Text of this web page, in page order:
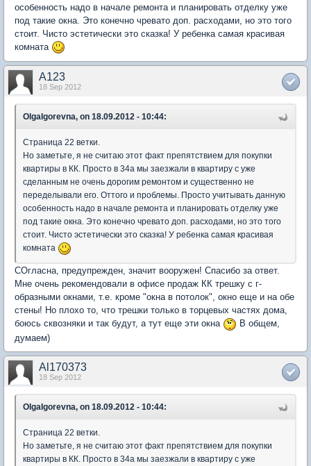
особенность надо в начале ремонта и планировать отделку уже
под такие окна. Это конечно чревато доп. расходами, но это того
стоит. Чисто эстетически это сказка! У ребенка самая красивая
комната
A123
18 Sep 2012
OlgaIgorevna, on 18.09.2012 - 10:44:
Страница 22 ветки.
Но заметьте, я не считаю этот факт препятствием для покупки
квартиры в КК. Просто в 34а мы заезжали в квартиру с уже
сделанным не очень дорогим ремонтом и существенно не
переделывали его. Оттого и проблемы. Просто учитывать данную
особенность надо в начале ремонта и планировать отделку уже
под такие окна. Это конечно чревато доп. расходами, но это того
стоит. Чисто эстетически это сказка! У ребенка самая красивая
комната
СОгласна, предупрежден, значит вооружен! Спасибо за ответ.
Мне очень рекомендовали в офисе продаж КК трешку с г-
образными окнами, т.е. кроме "окна в потолок", окно еще и на обе
стены! Но плохо то, что трешки только в торцевых частях дома,
боюсь сквозняки и так будут, а тут еще эти окна
В общем,
думаем)
Al170373
18 Sep 2012
OlgaIgorevna, on 18.09.2012 - 10:44:
Страница 22 ветки.
Но заметьте, я не считаю этот факт препятствием для покупки
квартиры в КК. Просто в 34а мы заезжали в квартиру с уже